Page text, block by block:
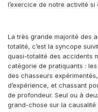
l’exercice de notre activité si
La très grande majorité des
totalité, c’est la syncope
quasi-totalité des accidents
catégorie de pratiquants :
des chasseurs
d’expérience, et chassant
de profondeur. Seul ou à
grand-chose sur la